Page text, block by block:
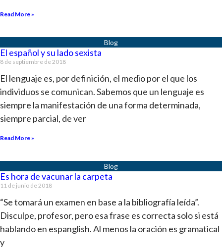
Read More »
El español y su lado sexista
8 de septiembre de 2018
El lenguaje es, por definición, el medio por el que los
individuos se comunican. Sabemos que un lenguaje es
siempre la manifestación de una forma determinada,
siempre parcial, de ver
Read More »
Es hora de vacunar la carpeta
11 de junio de 2018
“Se tomará un examen en base a la bibliografía leída”.
Disculpe, profesor, pero esa frase es correcta solo si está
hablando en espanglish. Al menos la oración es gramatical
y